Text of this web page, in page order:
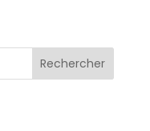
Rechercher